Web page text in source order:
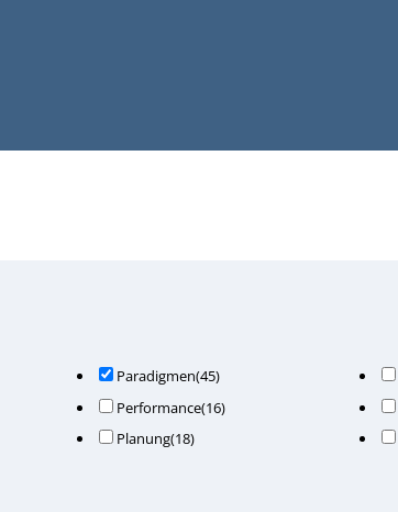
Paradigmen(45)
Performance(16)
Planung(18)